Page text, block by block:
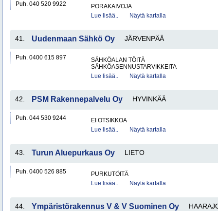
Puh. 040 520 9922
PORAKAIVOJA
Lue lisää..
Näytä kartalla
41. Uudenmaan Sähkö Oy JÄRVENPÄÄ
Puh. 0400 615 897
SÄHKÖALAN TÖITÄ
SÄHKÖASENNUSTARVIKKEITA
Lue lisää..
Näytä kartalla
42. PSM Rakennepalvelu Oy HYVINKÄÄ
Puh. 044 530 9244
EI OTSIKKOA
Lue lisää..
Näytä kartalla
43. Turun Aluepurkaus Oy LIETO
Puh. 0400 526 885
PURKUTÖITÄ
Lue lisää..
Näytä kartalla
44. Ympäristörakennus V & V Suominen Oy